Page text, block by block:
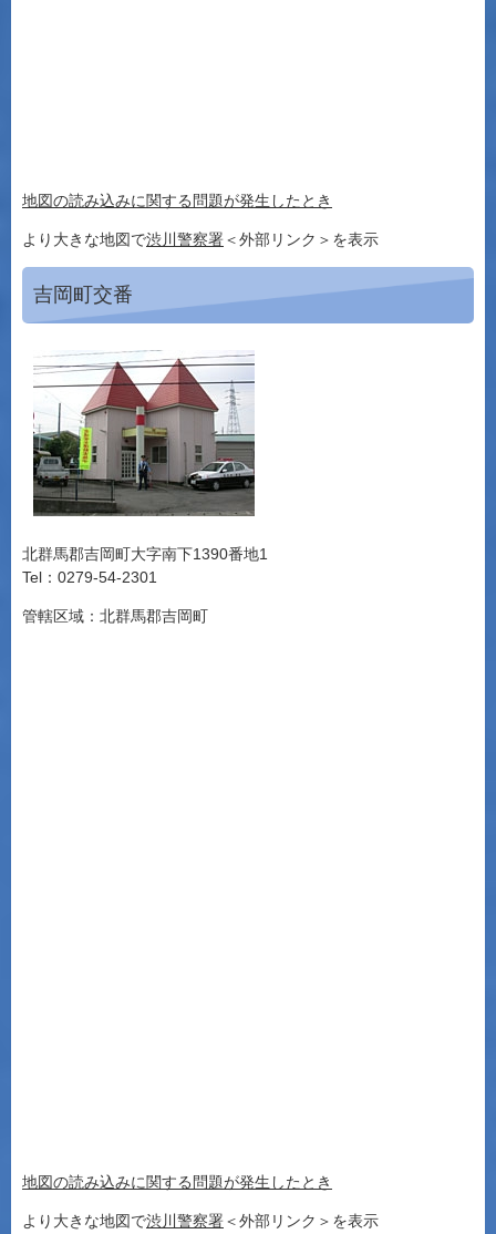
地図の読み込みに関する問題が発生したとき
より大きな地図で渋川警察署＜外部リンク＞ を表示
吉岡町交番
北群馬郡吉岡町大字南下1390番地1
Tel：0279-54-2301
管轄区域：北群馬郡吉岡町
地図の読み込みに関する問題が発生したとき
より大きな地図で渋川警察署＜外部リンク＞ を表示